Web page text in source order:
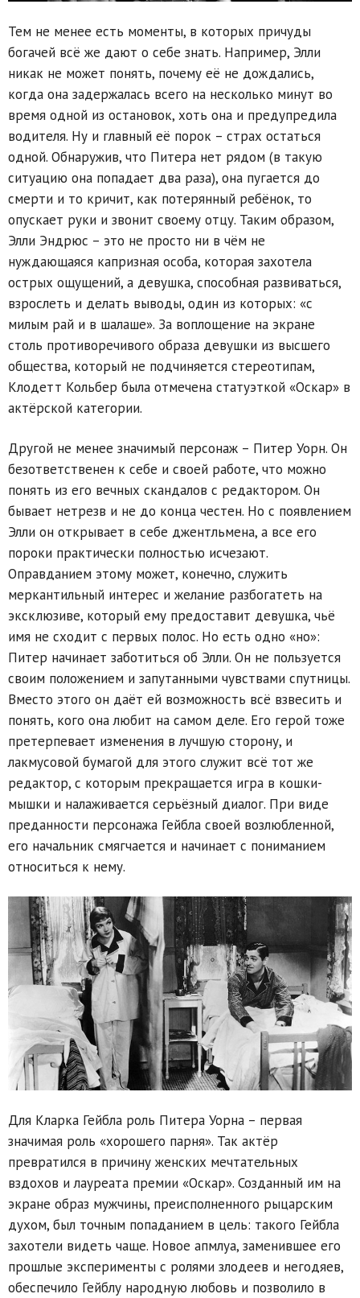
Тем не менее есть моменты, в которых причуды
богачей всё же дают о себе знать. Например, Элли
никак не может понять, почему её не дождались,
когда она задержалась всего на несколько минут во
время одной из остановок, хоть она и предупредила
водителя. Ну и главный её порок – страх остаться
одной. Обнаружив, что Питера нет рядом (в такую
ситуацию она попадает два раза), она пугается до
смерти и то кричит, как потерянный ребёнок, то
опускает руки и звонит своему отцу. Таким образом,
Элли Эндрюс – это не просто ни в чём не
нуждающаяся капризная особа, которая захотела
острых ощущений, а девушка, способная развиваться,
взрослеть и делать выводы, один из которых: «с
милым рай и в шалаше». За воплощение на экране
столь противоречивого образа девушки из высшего
общества, который не подчиняется стереотипам,
Клодетт Кольбер была отмечена статуэткой «Оскар» в
актёрской категории.
Другой не менее значимый персонаж – Питер Уорн. Он
безответственен к себе и своей работе, что можно
понять из его вечных скандалов с редактором. Он
бывает нетрезв и не до конца честен. Но с появлением
Элли он открывает в себе джентльмена, а все его
пороки практически полностью исчезают.
Оправданием этому может, конечно, служить
меркантильный интерес и желание разбогатеть на
эксклюзиве, который ему предоставит девушка, чьё
имя не сходит с первых полос. Но есть одно «но»:
Питер начинает заботиться об Элли. Он не пользуется
своим положением и запутанными чувствами спутницы.
Вместо этого он даёт ей возможность всё взвесить и
понять, кого она любит на самом деле. Его герой тоже
претерпевает изменения в лучшую сторону, и
лакмусовой бумагой для этого служит всё тот же
редактор, с которым прекращается игра в кошки-
мышки и налаживается серьёзный диалог. При виде
преданности персонажа Гейбла своей возлюбленной,
его начальник смягчается и начинает с пониманием
относиться к нему.
Для Кларка Гейбла роль Питера Уорна – первая
значимая роль «хорошего парня». Так актёр
превратился в причину женских мечтательных
вздохов и лауреата премии «Оскар». Созданный им на
экране образ мужчины, преисполненного рыцарским
духом, был точным попаданием в цель: такого Гейбла
захотели видеть чаще. Новое апмлуа, заменившее его
прошлые эксперименты с ролями злодеев и негодяев,
обеспечило Гейблу народную любовь и позволило в